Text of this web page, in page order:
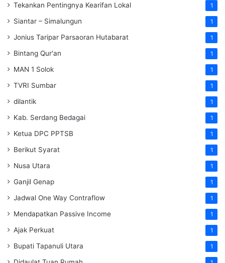
Tekankan Pentingnya Kearifan Lokal 1
Siantar – Simalungun 1
Jonius Taripar Parsaoran Hutabarat 1
Bintang Qur'an 1
MAN 1 Solok 1
TVRI Sumbar 1
dilantik 1
Kab. Serdang Bedagai 1
Ketua DPC PPTSB 1
Berikut Syarat 1
Nusa Utara 1
Ganjil Genap 1
Jadwal One Way Contraflow 1
Mendapatkan Passive Income 1
Ajak Perkuat 1
Bupati Tapanuli Utara 1